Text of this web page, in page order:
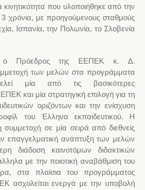
κινητικότητα που υλοποιήθηκε από την
χρόνια, με προηγούμενους σταθμούς
Ισπανία, την Πολωνία, το Σλοβενία
ο Πρόεδρος της ΕΕΠΕΚ κ. Δ.
των μελών στα προγράμματα
μία από τις βασικότερες
και μία στρατηγική επιλογή για τη
οριζόντων και την ενίσχυση
του Έλληνα εκπαιδευτικού. Η
σε μία σειρά από διεθνείς
επαγγελματική ανάπτυξη των μελών
διάδοση καινοτόμων διδακτικών
με την ποιοτική αναβάθμιση του
στα πλαίσια του προγράμματος
ασχολείται ενεργά με την υποβολή